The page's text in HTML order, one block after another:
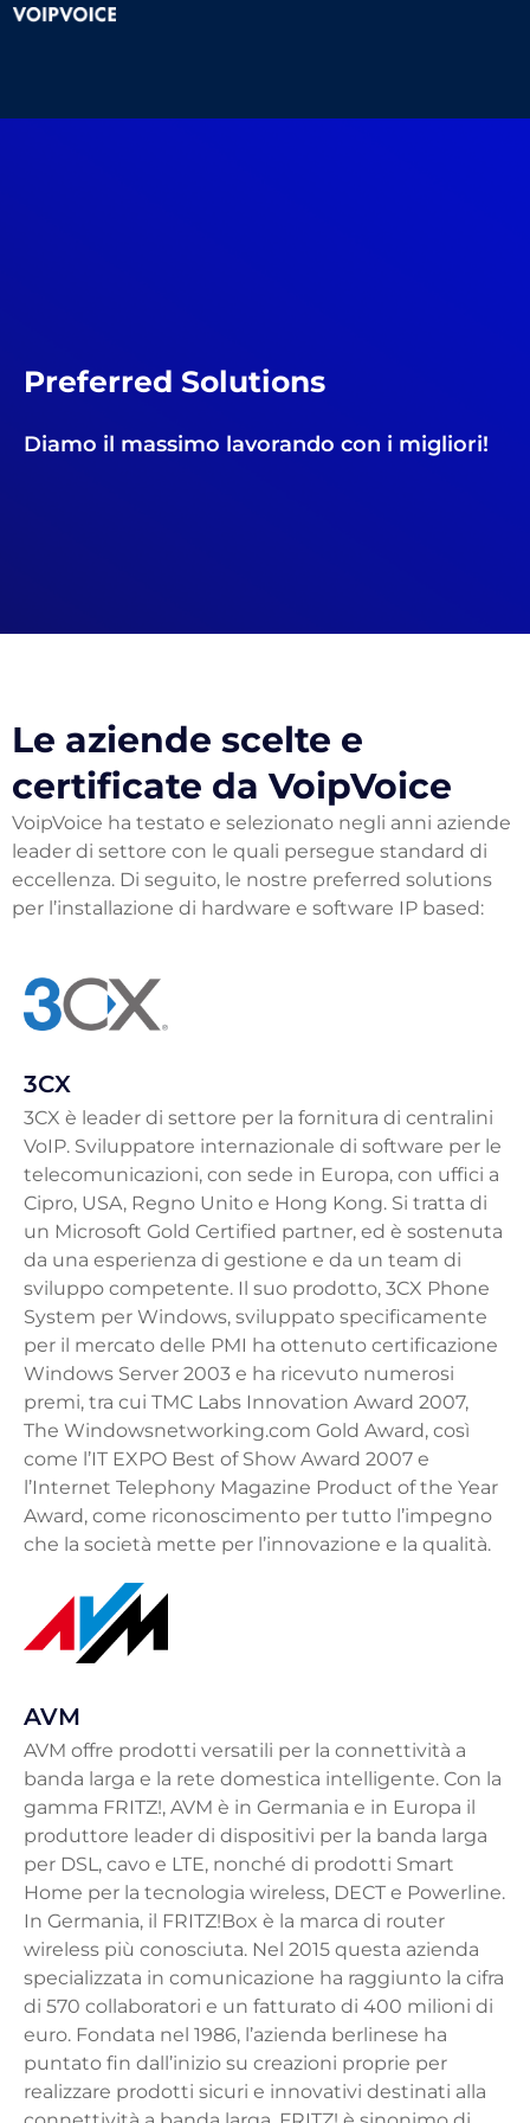
Preferred Solutions
Diamo il massimo lavorando con i migliori!
Le aziende scelte e
certificate da VoipVoice
VoipVoice ha testato e selezionato negli anni aziende
leader di settore con le quali persegue standard di
eccellenza. Di seguito, le nostre preferred solutions
per l’installazione di hardware e software IP based:
3CX
3CX è leader di settore per la fornitura di centralini
VoIP. Sviluppatore internazionale di software per le
telecomunicazioni, con sede in Europa, con uffici a
Cipro, USA, Regno Unito e Hong Kong. Si tratta di
un Microsoft Gold Certified partner, ed è sostenuta
da una esperienza di gestione e da un team di
sviluppo competente. Il suo prodotto, 3CX Phone
System per Windows, sviluppato specificamente
per il mercato delle PMI ha ottenuto certificazione
Windows Server 2003 e ha ricevuto numerosi
premi, tra cui TMC Labs Innovation Award 2007,
The Windowsnetworking.com Gold Award, così
come l’IT EXPO Best of Show Award 2007 e
l’Internet Telephony Magazine Product of the Year
Award, come riconoscimento per tutto l’impegno
che la società mette per l’innovazione e la qualità.
AVM
AVM offre prodotti versatili per la connettività a
banda larga e la rete domestica intelligente. Con la
gamma FRITZ!, AVM è in Germania e in Europa il
produttore leader di dispositivi per la banda larga
per DSL, cavo e LTE, nonché di prodotti Smart
Home per la tecnologia wireless, DECT e Powerline.
In Germania, il FRITZ!Box è la marca di router
wireless più conosciuta. Nel 2015 questa azienda
specializzata in comunicazione ha raggiunto la cifra
di 570 collaboratori e un fatturato di 400 milioni di
euro. Fondata nel 1986, l’azienda berlinese ha
puntato fin dall’inizio su creazioni proprie per
realizzare prodotti sicuri e innovativi destinati alla